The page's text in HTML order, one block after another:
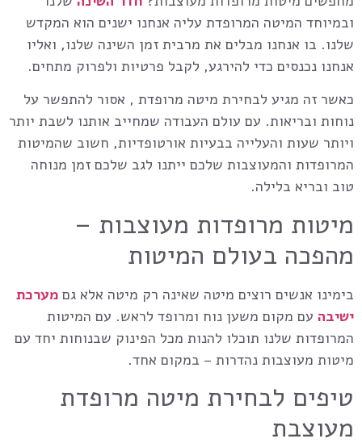
ובמיוחד המיטה המרופדת עליה אנחנו ישנים הוא המקדש
שלנו. בו אנחנו מבלים את מרבית זמן השינה שלנו, ואליו
אנחנו נכנסים כדי להירגע, לקבל פרטיות ולפרוק מתחים.
כאשר זה מגיע לבחירת מיטה מרופדת , אסור להתפשר על
נוחות ובריאות. עם עולם העבודה שמחייב אותנו לשבת יותר
ויותר שעות והעלייה בבעיות אורטופדיות, חשוב שהמיטות
המרופדות והמעוצבות שלכם ייתנו לגב שלכם זמן מנוחה
טוב ובריא בלילה.
מיטות מרופדות מעוצבות –
מהפכה בעולם המיטות
בימינו אנשים רוצים מיטה שאינה רק מיטה אלא גם מערכת
ישיבה עם מקום משען נוח ומרופד לראש. עם המיטות
המרופדות שלנו תוכלו להנות מכל הפינוק שבנוחות יחד עם
מיטות מעוצבות נהדרות – במקום אחד.
טיפים לבחירת מיטה מרופדת
מעוצבת